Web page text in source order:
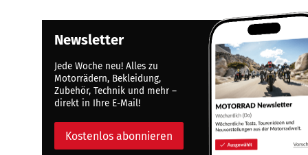
Newsletter
Jede Woche neu! Alles zu
Motorrädern, Bekleidung,
Zubehör, Technik und mehr –
direkt in Ihre E-Mail!
Kostenlos abonnieren